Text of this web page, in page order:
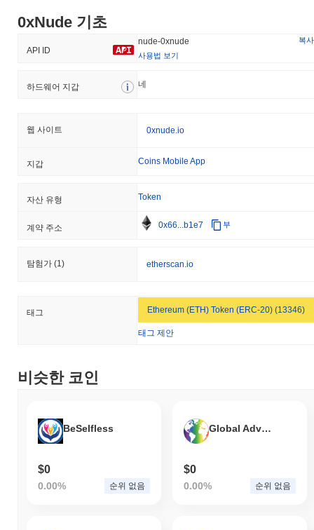
0xNude 기초
API ID
nude-0xnude
복사
사용법 보기
하드웨어 지갑 네
웹 사이트 0xnude.io
지갑 Coins Mobile App
자산 유형 Token
계약 주소 0x66...b1e7 부
탐험가 (1) etherscan.io
태그 Ethereum (ETH) Token (ERC-20) (13346)
태그 제안
비슷한 코인
BeSelfless
$0
0.00% 순위 없음
Global Adversity Project
$0
0.00% 순위 없음